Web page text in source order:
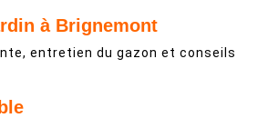
à Brignemont
entretien du gazon et conseils